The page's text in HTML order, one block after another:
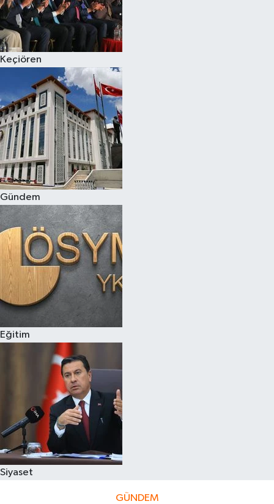
Keçiören
Gündem
Eğitim
Siyaset
GÜNDEM